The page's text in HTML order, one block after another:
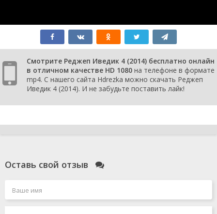
Смотрите Реджеп Иведик 4 (2014) бесплатно онлайн
в отличном качестве HD 1080 на телефоне в формате
mp4. С нашего сайта Hdrezka можно скачать Реджеп
Иведик 4 (2014). И не забудьте поставить лайк!
Оставь свой отзыв